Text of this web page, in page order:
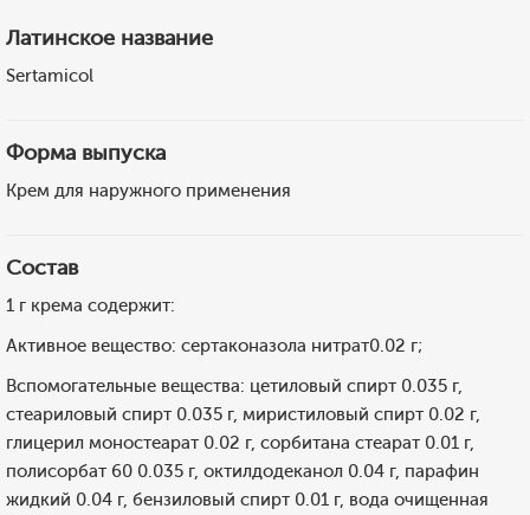
Латинское название
Sertamicol
Форма выпуска
Крем для наружного применения
Состав
1 г крема содержит:
Активное вещество: сертаконазола нитрат0.02 г;
Вспомогательные вещества: цетиловый спирт 0.035 г,
стеариловый спирт 0.035 г, миристиловый спирт 0.02 г,
глицерил моностеарат 0.02 г, сорбитана стеарат 0.01 г,
полисорбат 60 0.035 г, октилдодеканол 0.04 г, парафин
жидкий 0.04 г, бензиловый спирт 0.01 г, вода очищенная